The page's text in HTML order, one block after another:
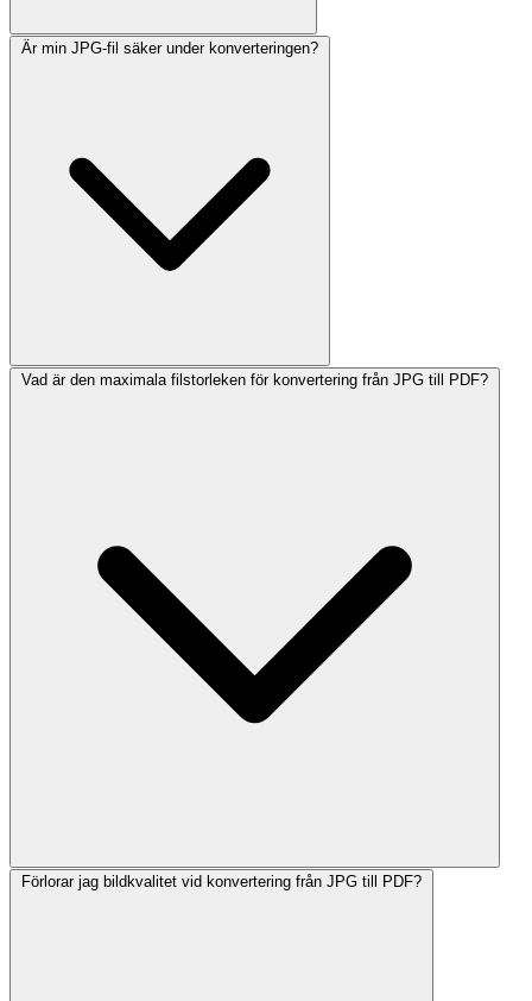
Är min JPG-fil säker under konverteringen?
Vad är den maximala filstorleken för konvertering från JPG till PDF?
Förlorar jag bildkvalitet vid konvertering från JPG till PDF?